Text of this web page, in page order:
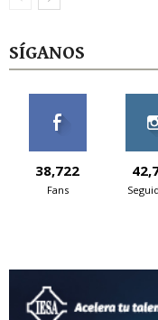
SÍGANOS
38,722
Fans